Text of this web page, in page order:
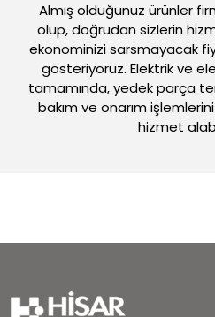
Almış olduğunuz ürünler
olup, doğrudan sizlerin
ekonominizi sarsmayacak
gösteriyoruz. Elektrik ve
tamamında, yedek parça
bakım ve onarım
hizmet